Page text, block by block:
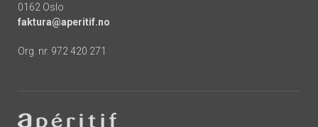
0162 Oslo
faktura@aperitif.no
Org. nr. 972 420 271